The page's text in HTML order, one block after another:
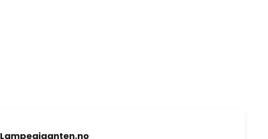
Lampegiganten.no